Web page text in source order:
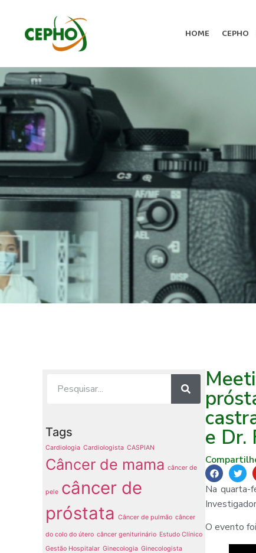
HOME CEPHO
Tags
Cardiologia Cardiologista CASPIAN
Câncer de mama câncer de
pele câncer de
próstata Câncer de pulmão câncer
do colo do útero câncer geniturinário Estudo Clínico
Gestão Hospitalar Ginecologia Ginecologista
e Dr.
Na quarta-
O evento